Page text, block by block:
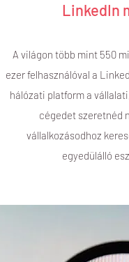
LinkedIn
A világon több mint 550
ezer felhasználóval a
hálózati platform a
cégedet szeretnéd
vállalkozásodhoz
egyedülálló